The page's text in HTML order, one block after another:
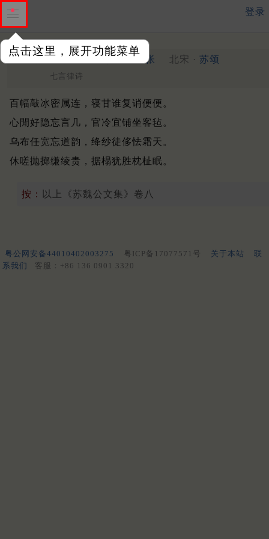
点击这里，展开功能菜单
登录
次韵柳郎中二咏 其二 纸帐 北宋 · 苏颂
七言律诗
百幅敲冰密属连，寝甘谁复诮便便。
心閒好隐忘言几，官冷宜铺坐客毡。
乌布任宽忘道韵，绛纱徒侈怯霜天。
休嗟抛掷缣绫贵，据榻犹胜枕杫眠。
按： 以上《苏魏公文集》卷八
粤公网安备44010402003275 粤ICP备17077571号 关于本站
联
系我们
客服：+86 136 0901 3320